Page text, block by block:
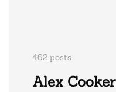
462 posts
Alex Cooker